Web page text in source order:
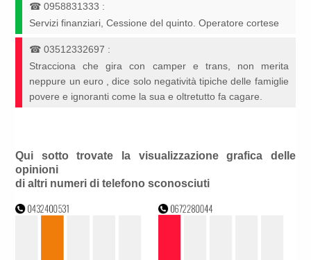
☎0958831333 :
Servizi finanziari, Cessione del quinto. Operatore cortese
☎03512332697 :
Stracciona che gira con camper e trans, non merita
neppure un euro , dice solo negatività tipiche delle famiglie
povere e ignoranti come la sua e oltretutto fa cagare.
Qui sotto trovate la visualizzazione grafica delle
opinioni
di altri numeri di telefono sconosciuti